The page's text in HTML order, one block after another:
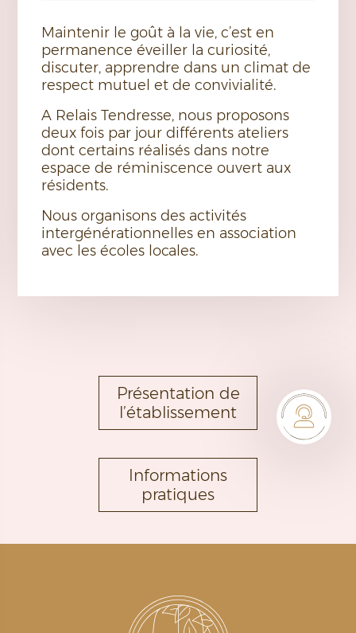
Maintenir le goût à la vie, c’est en
permanence éveiller la curiosité,
discuter, apprendre dans un climat de
respect mutuel et de convivialité.
A Relais Tendresse, nous proposons
deux fois par jour différents ateliers
dont certains réalisés dans notre
espace de réminiscence ouvert aux
résidents.
Nous organisons des activités
intergénérationnelles en association
avec les écoles locales.
Présentation de
l’établissement
Informations
pratiques